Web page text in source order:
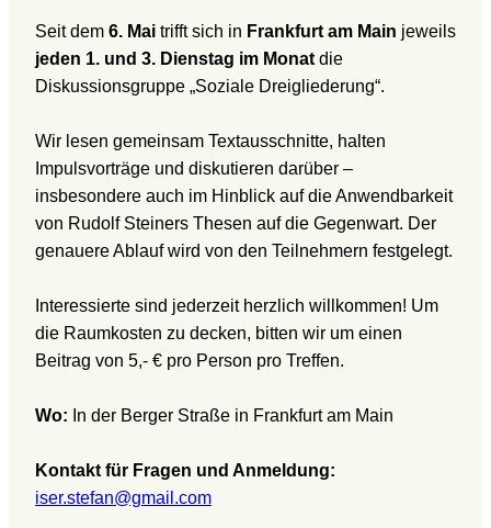
Seit dem 6. Mai trifft sich in Frankfurt am Main jeweils
jeden 1. und 3. Dienstag im Monat die
Diskussionsgruppe „Soziale Dreigliederung“.
Wir lesen gemeinsam Textausschnitte, halten
Impulsvorträge und diskutieren darüber –
insbesondere auch im Hinblick auf die Anwendbarkeit
von Rudolf Steiners Thesen auf die Gegenwart. Der
genauere Ablauf wird von den Teilnehmern festgelegt.
Interessierte sind jederzeit herzlich willkommen! Um
die Raumkosten zu decken, bitten wir um einen
Beitrag von 5,- € pro Person pro Treffen.
Wo: In der Berger Straße in Frankfurt am Main
Kontakt für Fragen und Anmeldung:
iser.stefan@gmail.com